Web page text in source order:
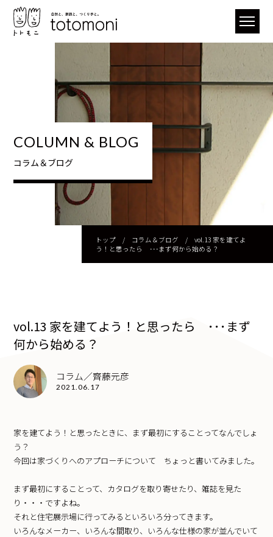
COLUMN & BLOG
コラム＆ブログ
トップ/ コラム＆ブログ / vol.13 家を建てよ
う！と思ったら ･･･まず何から始める？
vol.13 家を建てよう！と思ったら ･･･まず
何から始める？
コラム／齊藤元彦
2021.06.17
家を建てよう！と思ったときに、まず最初にすることってなんでしょ
う？
今回は家づくりへのアプローチについて ちょっと書いてみました。
まず最初にすることって、カタログを取り寄せたり、雑誌を見た
り・・・ですよね。
それと住宅展示場に行ってみるといろいろ分ってきます。
いろんなメーカー、いろんな間取り、いろんな仕様の家が並んでいて